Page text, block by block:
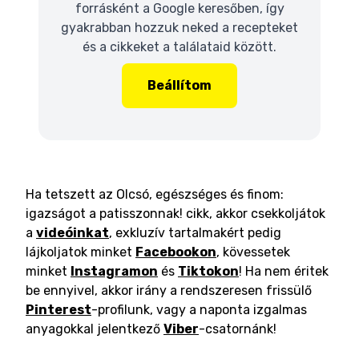
forrásként a Google keresőben, így
gyakrabban hozzuk neked a recepteket
és a cikkeket a találataid között.
Beállítom
Ha tetszett az Olcsó, egészséges és finom:
igazságot a patisszonnak! cikk, akkor csekkoljátok
a videóinkat, exkluzív tartalmakért pedig
lájkoljatok minket Facebookon, kövessetek
minket Instagramon és Tiktokon! Ha nem éritek
be ennyivel, akkor irány a rendszeresen frissülő
Pinterest-profilunk, vagy a naponta izgalmas
anyagokkal jelentkező Viber-csatornánk!